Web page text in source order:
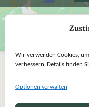
Wir verwenden Cookies,
verbessern. Details finden
Optionen verwalten